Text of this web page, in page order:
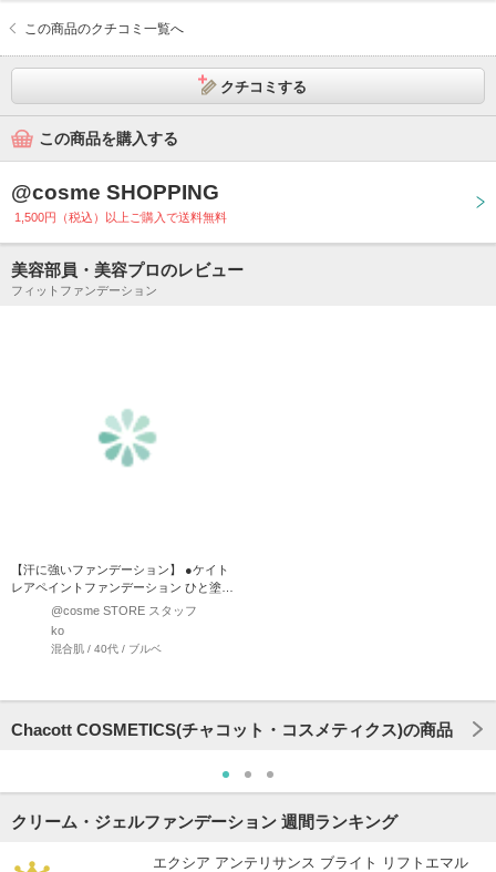
この商品のクチコミ一覧へ
クチコミする
この商品を購入する
@cosme SHOPPING
1,500円（税込）以上ご購入で送料無料
美容部員・美容プロのレビュー
フィットファンデーション
【汗に強いファンデーション】 ●ケイト
レアペイントファンデーション ひと塗り
で毛穴・ニキ…@cosme STORE スタッフ
ko
混合肌 / 40代 / ブルベ
Chacott COSMETICS(チャコット・コスメティクス)の商品
クリーム・ジェルファンデーション 週間ランキング
エクシア アンテリサンス ブライト リフトエマル